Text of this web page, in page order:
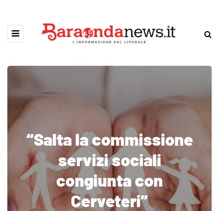
“Salta la commissione
servizi sociali
congiunta con
Cerveteri”